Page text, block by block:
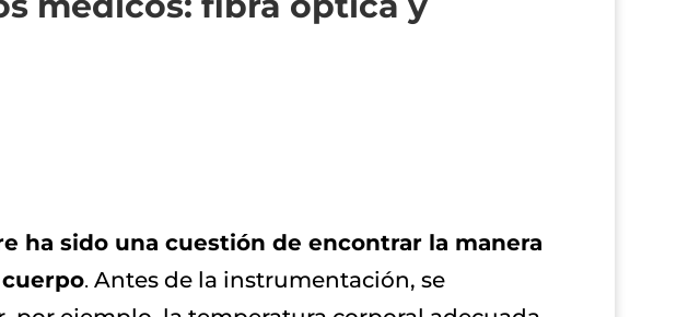
ha sido una cuestión de encontrar la manera
. Antes de la instrumentación, se